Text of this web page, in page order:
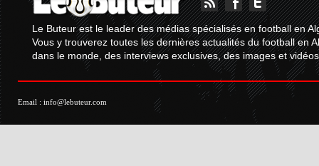
Le Buteur est le leader des médias spécialisés en football en
Vous y trouverez toutes les dernières actualités du football en
dans le monde, des interviews exclusives, des images et
Email : info@lebuteur.com